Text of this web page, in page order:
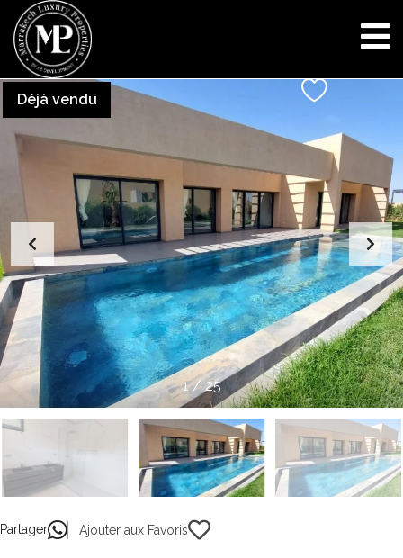
Déjà vendu
1/25
Ajouter aux Favoris
Partager